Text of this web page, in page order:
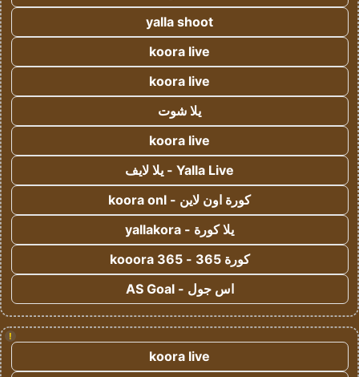
yalla shoot
koora live
koora live
يلا شوت
koora live
Yalla Live - يلا لايف
كورة اون لاين - koora onl
يلا كورة - yallakora
كورة 365 - kooora 365
اس جول - AS Goal
!
koora live